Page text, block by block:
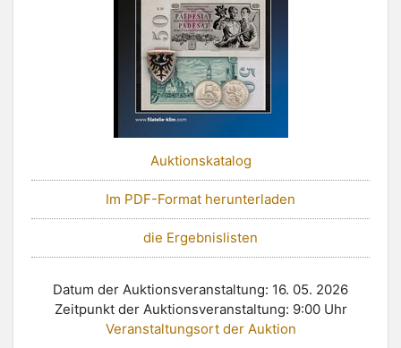
Auktionskatalog
Im PDF-Format herunterladen
die Ergebnislisten
Datum der Auktionsveranstaltung: 16. 05. 2026
Zeitpunkt der Auktionsveranstaltung: 9:00 Uhr
Veranstaltungsort der Auktion